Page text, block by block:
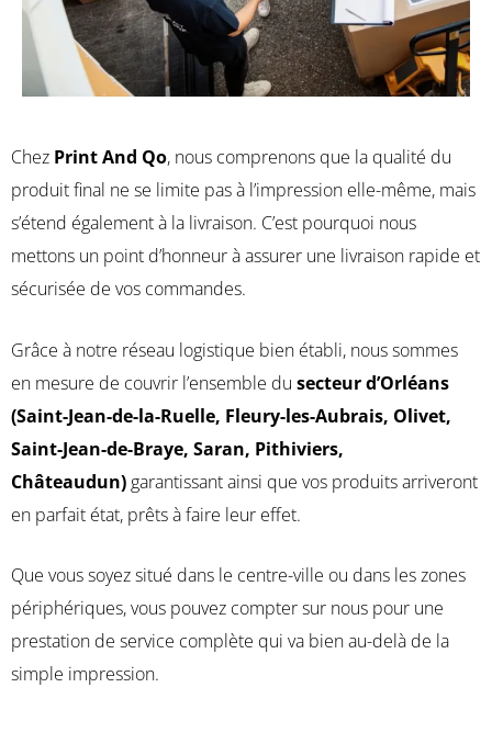
Chez Print And Qo, nous comprenons que la qualité du
produit final ne se limite pas à l’impression elle-même, mais
s’étend également à la livraison. C’est pourquoi nous
mettons un point d’honneur à assurer une livraison rapide et
sécurisée de vos commandes.
Grâce à notre réseau logistique bien établi, nous sommes
en mesure de couvrir l’ensemble du secteur d’Orléans
(Saint-Jean-de-la-Ruelle, Fleury-les-Aubrais, Olivet,
Saint-Jean-de-Braye, Saran, Pithiviers,
Châteaudun) garantissant ainsi que vos produits arriveront
en parfait état, prêts à faire leur effet.
Que vous soyez situé dans le centre-ville ou dans les zones
périphériques, vous pouvez compter sur nous pour une
prestation de service complète qui va bien au-delà de la
simple impression.